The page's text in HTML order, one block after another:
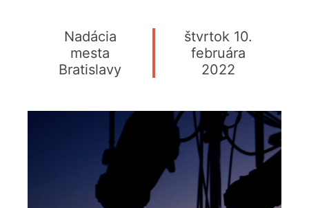
Nadácia
mesta
Bratislavy
štvrtok 10.
februára
2022